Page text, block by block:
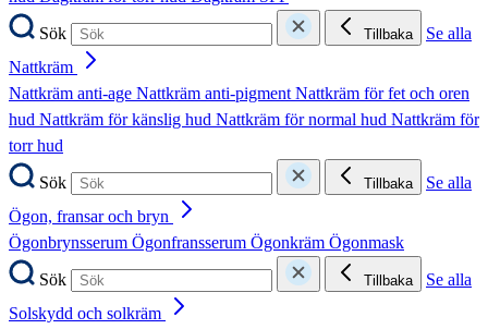
Sök
Tillbaka
Se alla
Nattkräm
Nattkräm anti-age Nattkräm anti-pigmentNattkräm för fet och oren
hud Nattkräm för känslig hud Nattkräm för normal hud Nattkräm för
torr hud
Sök
Tillbaka
Se alla
Ögon, fransar och bryn
Ögonbrynsserum Ögonfransserum Ögonkräm Ögonmask
Sök
Tillbaka
Se alla
Solskydd och solkräm